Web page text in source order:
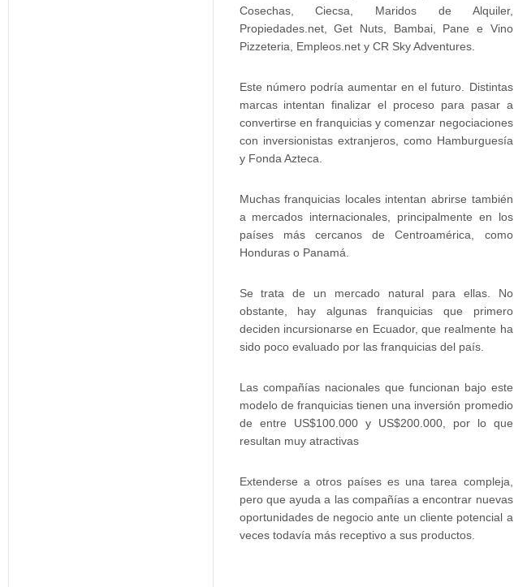
Cosechas, Ciecsa, Maridos de Alquiler,
Propiedades.net, Get Nuts, Bambai, Pane e Vino
Pizzeteria, Empleos.net y CR Sky Adventures.
Este número podría aumentar en el futuro. Distintas
marcas intentan finalizar el proceso para pasar a
convertirse en franquicias y comenzar negociaciones
con inversionistas extranjeros, como Hamburguesía
y Fonda Azteca.
Muchas franquicias locales intentan abrirse también
a mercados internacionales, principalmente en los
países más cercanos de Centroamérica, como
Honduras o Panamá.
Se trata de un mercado natural para ellas. No
obstante, hay algunas franquicias que primero
deciden incursionarse en Ecuador, que realmente ha
sido poco evaluado por las franquicias del país.
Las compañías nacionales que funcionan bajo este
modelo de franquicias tienen una inversión promedio
de entre US$100.000 y US$200.000, por lo que
resultan muy atractivas
Extenderse a otros países es una tarea compleja,
pero que ayuda a las compañías a encontrar nuevas
oportunidades de negocio ante un cliente potencial a
veces todavía más receptivo a sus productos.